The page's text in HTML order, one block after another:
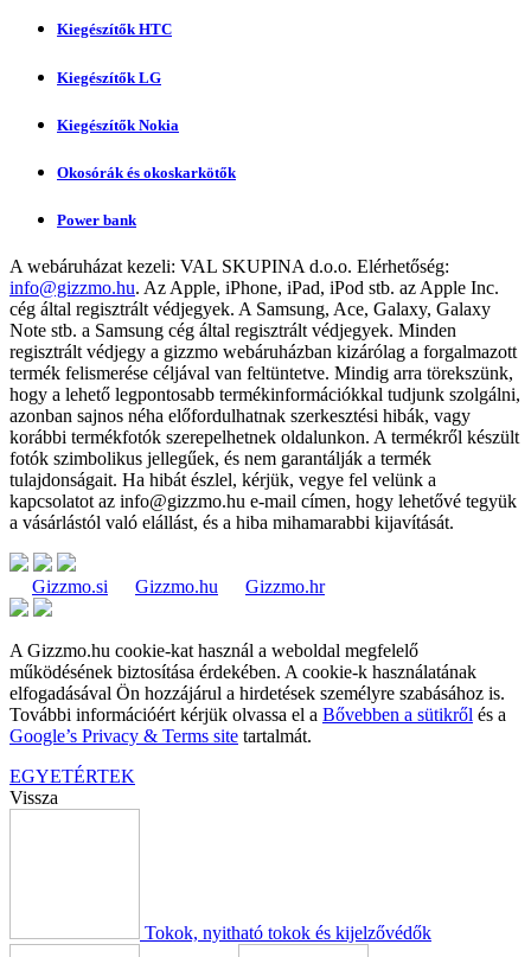
Kiegészítők HTC
Kiegészítők LG
Kiegészítők Nokia
Okosórák és okoskarkötők
Power bank
A webáruházat kezeli: VAL SKUPINA d.o.o. Elérhetőség:
info@gizzmo.hu. Az Apple, iPhone, iPad, iPod stb. az Apple Inc.
cég által regisztrált védjegyek. A Samsung, Ace, Galaxy, Galaxy
Note stb. a Samsung cég által regisztrált védjegyek. Minden
regisztrált védjegy a gizzmo webáruházban kizárólag a forgalmazott
termék felismerése céljával van feltüntetve. Mindig arra törekszünk,
hogy a lehető legpontosabb termékinformációkkal tudjunk szolgálni,
azonban sajnos néha előfordulhatnak szerkesztési hibák, vagy
korábbi termékfotók szerepelhetnek oldalunkon. A termékről készült
fotók szimbolikus jellegűek, és nem garantálják a termék
tulajdonságait. Ha hibát észlel, kérjük, vegye fel velünk a
kapcsolatot az info@gizzmo.hu e-mail címen, hogy lehetővé tegyük
a vásárlástól való elállást, és a hiba mihamarabbi kijavítását.
Gizzmo.si Gizzmo.hu Gizzmo.hr
A Gizzmo.hu cookie-kat használ a weboldal megfelelő
működésének biztosítása érdekében. A cookie-k használatának
elfogadásával Ön hozzájárul a hirdetések személyre szabásához is.
További információért kérjük olvassa el a Bővebben a sütikről és a
Google’s Privacy & Terms site tartalmát.
EGYETÉRTEK
Vissza
Tokok, nyitható tokok és kijelzővédők